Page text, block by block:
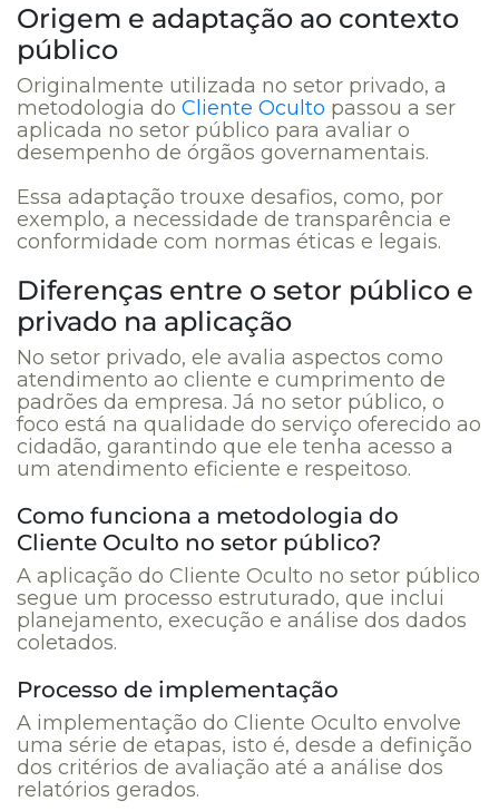
Origem e adaptação ao contexto
público
Originalmente utilizada no setor privado, a
metodologia do Cliente Oculto passou a ser
aplicada no setor público para avaliar o
desempenho de órgãos governamentais.
Essa adaptação trouxe desafios, como, por
exemplo, a necessidade de transparência e
conformidade com normas éticas e legais.
Diferenças entre o setor público e
privado na aplicação
No setor privado, ele avalia aspectos como
atendimento ao cliente e cumprimento de
padrões da empresa. Já no setor público, o
foco está na qualidade do serviço oferecido ao
cidadão, garantindo que ele tenha acesso a
um atendimento eficiente e respeitoso.
Como funciona a metodologia do
Cliente Oculto no setor público?
A aplicação do Cliente Oculto no setor público
segue um processo estruturado, que inclui
planejamento, execução e análise dos dados
coletados.
Processo de implementação
A implementação do Cliente Oculto envolve
uma série de etapas, isto é, desde a definição
dos critérios de avaliação até a análise dos
relatórios gerados.